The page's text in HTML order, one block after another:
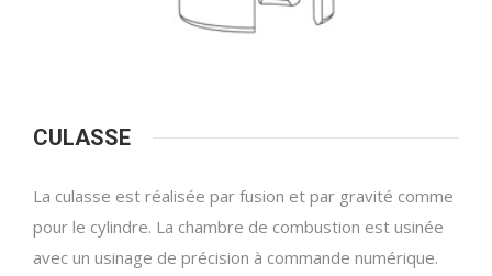
CULASSE
La culasse est réalisée par fusion et par gravité comme
pour le cylindre. La chambre de combustion est usinée
avec un usinage de précision à commande numérique.